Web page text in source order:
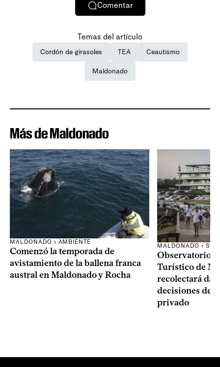
Comentar
Temas del artículo
Cordón de girasoles TEA Ceautismo
Maldonado
Más de Maldonado
MALDONADO › AMBIENTE
Comenzó la temporada de
avistamiento de la ballena franca
austral en Maldonado y Rocha
MALDONADO ›
Observatorio
Turístico de
recolectará
decisiones del
privado